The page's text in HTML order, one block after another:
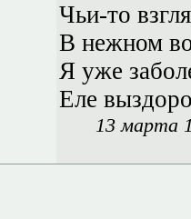
Чьи-то
В нежном
Я уже
Еле
13 марта